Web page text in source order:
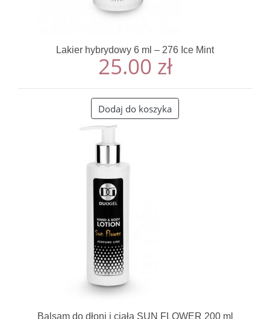
Lakier hybrydowy 6 ml – 276 Ice Mint
25.00 zł
Dodaj do koszyka
Balsam do dłoni i ciała SUN FLOWER 200 ml